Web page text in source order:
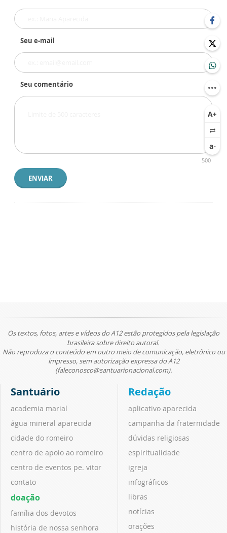
Seu e-mail
Seu comentário
500
ENVIAR
Os textos, fotos, artes e vídeos do A12 estão protegidos pela legislação
brasileira sobre direito autoral.
Não reproduza o conteúdo em outro meio de comunicação, eletrônico ou
impresso, sem autorização expressa do A12
(faleconosco@santuarionacional.com).
Santuário
academia marial
água mineral aparecida
cidade do romeiro
centro de apoio ao romeiro
centro de eventos pe. vitor
contato
doação
família dos devotos
história de nossa senhora
Redação
aplicativo aparecida
campanha da fraternidade
dúvidas religiosas
espiritualidade
igreja
infográficos
libras
notícias
orações